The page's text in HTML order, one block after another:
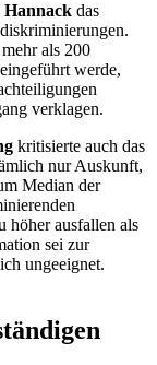
Hannack das
als 200
werde,
verklagen.
kritisierte auch das
nur Auskunft,
Median der
höher ausfallen als
sei zur
ungeeignet.